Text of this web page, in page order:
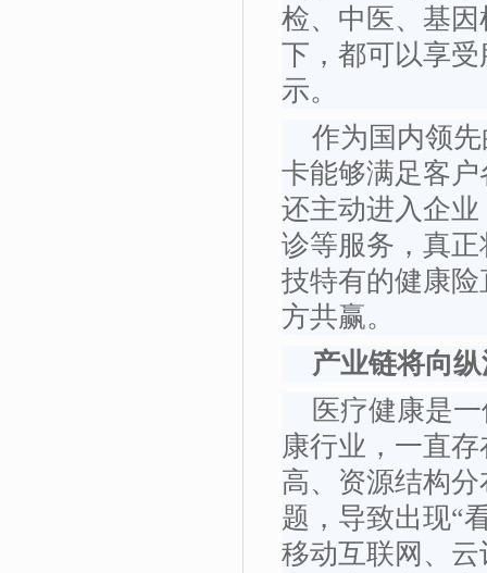
检、中医、基
下，都可以享
示。
作为国内领先
卡能够满足客
还主动进入企
诊等服务，真
技特有的健康
方共赢。
产业链将向
医疗健康是一
康行业，一直
高、资源结构
题，导致出现“
移动互联网、